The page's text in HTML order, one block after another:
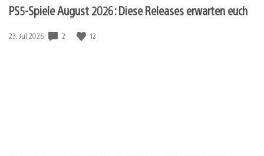
PS5-Spiele August 2026: Diese Releases erwarten euch
Veröffentlichungsdatum:
23. Jul 2026 2 12